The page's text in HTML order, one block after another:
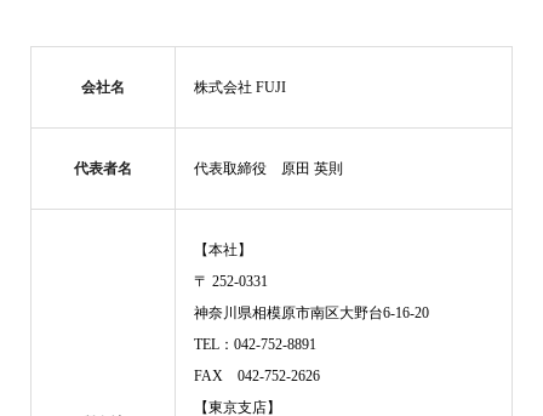
会社名 株式会社 FUJI
代表者名 代表取締役 原田 英則
【本社】
〒 252-0331
神奈川県相模原市南区大野台6-16-20
TEL：042-752-8891
FAX 042-752-2626
【東京支店】